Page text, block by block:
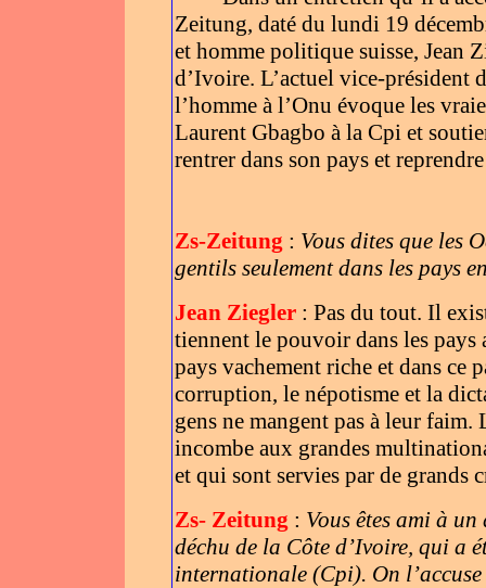
Zeitung, daté du lundi 19
et homme politique suisse, Jean
d’Ivoire. L’actuel vice-président
l’homme à l’Onu évoque les
Laurent Gbagbo à la Cpi et
rentrer dans son pays et
Zs-Zeitung : Vous dites que les
gentils seulement dans les pays
Jean Ziegler : Pas du tout. Il
tiennent le pouvoir dans les pays
pays vachement riche et dans ce
corruption, le népotisme et la
gens ne mangent pas à leur
incombe aux grandes
et qui sont servies par de grands
Zs- Zeitung : Vous êtes ami à
déchu de la Côte d’Ivoire, qui a
internationale (Cpi). On